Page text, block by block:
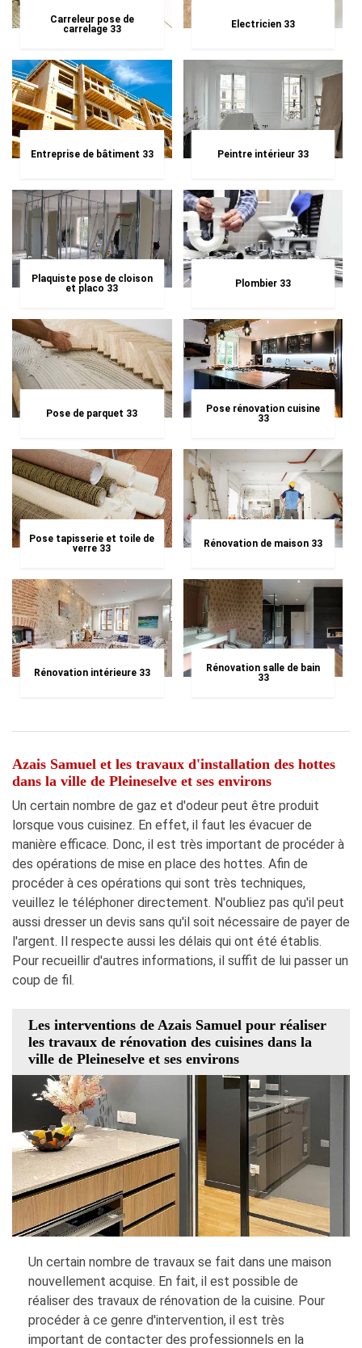
Carreleur pose de
carrelage 33
Electricien 33
Entreprise de bâtiment 33 Peintre intérieur 33
Plaquiste pose de cloison
et placo 33
Plombier 33
Pose de parquet 33
Pose rénovation cuisine
33
Pose tapisserie et toile de
verre 33
Rénovation de maison 33
Rénovation intérieure 33
Rénovation salle de bain
33
Azais Samuel et les travaux d'installation des hottes
dans la ville de Pleineselve et ses environs
Un certain nombre de gaz et d'odeur peut être produit
lorsque vous cuisinez. En effet, il faut les évacuer de
manière efficace. Donc, il est très important de procéder à
des opérations de mise en place des hottes. Afin de
procéder à ces opérations qui sont très techniques,
veuillez le téléphoner directement. N'oubliez pas qu'il peut
aussi dresser un devis sans qu'il soit nécessaire de payer de
l'argent. Il respecte aussi les délais qui ont été établis.
Pour recueillir d'autres informations, il suffit de lui passer un
coup de fil.
Les interventions de Azais Samuel pour réaliser
les travaux de rénovation des cuisines dans la
ville de Pleineselve et ses environs
Un certain nombre de travaux se fait dans une maison
nouvellement acquise. En fait, il est possible de
réaliser des travaux de rénovation de la cuisine. Pour
procéder à ce genre d'intervention, il est très
important de contacter des professionnels en la